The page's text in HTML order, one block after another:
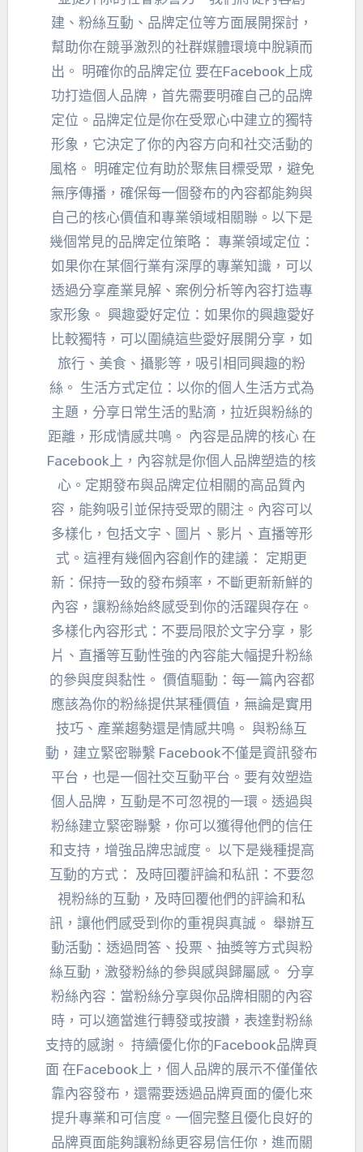
建、粉絲互動、品牌定位等方面展開探討，
幫助你在競爭激烈的社群媒體環境中脫穎而
出。 明確你的品牌定位 要在Facebook上成
功打造個人品牌，首先需要明確自己的品牌
定位。品牌定位是你在受眾心中建立的獨特
形象，它決定了你的內容方向和社交活動的
風格。 明確定位有助於聚焦目標受眾，避免
無序傳播，確保每一個發布的內容都能夠與
自己的核心價值和專業領域相關聯。以下是
幾個常見的品牌定位策略： 專業領域定位：
如果你在某個行業有深厚的專業知識，可以
透過分享產業見解、案例分析等內容打造專
家形象。 興趣愛好定位：如果你的興趣愛好
比較獨特，可以圍繞這些愛好展開分享，如
旅行、美食、攝影等，吸引相同興趣的粉
絲。 生活方式定位：以你的個人生活方式為
主題，分享日常生活的點滴，拉近與粉絲的
距離，形成情感共鳴。 內容是品牌的核心 在
Facebook上，內容就是你個人品牌塑造的核
心。定期發布與品牌定位相關的高品質內
容，能夠吸引並保持受眾的關注。內容可以
多樣化，包括文字、圖片、影片、直播等形
式。這裡有幾個內容創作的建議： 定期更
新：保持一致的發布頻率，不斷更新新鮮的
內容，讓粉絲始終感受到你的活躍與存在。
多樣化內容形式：不要局限於文字分享，影
片、直播等互動性強的內容能大幅提升粉絲
的參與度與黏性。 價值驅動：每一篇內容都
應該為你的粉絲提供某種價值，無論是實用
技巧、產業趨勢還是情感共鳴。 與粉絲互
動，建立緊密聯繫 Facebook不僅是資訊發布
平台，也是一個社交互動平台。要有效塑造
個人品牌，互動是不可忽視的一環。透過與
粉絲建立緊密聯繫，你可以獲得他們的信任
和支持，增強品牌忠誠度。 以下是幾種提高
互動的方式： 及時回覆評論和私訊：不要忽
視粉絲的互動，及時回覆他們的評論和私
訊，讓他們感受到你的重視與真誠。 舉辦互
動活動：透過問答、投票、抽獎等方式與粉
絲互動，激發粉絲的參與感與歸屬感。 分享
粉絲內容：當粉絲分享與你品牌相關的內容
時，可以適當進行轉發或按讚，表達對粉絲
支持的感謝。 持續優化你的Facebook品牌頁
面 在Facebook上，個人品牌的展示不僅僅依
靠內容發布，還需要透過品牌頁面的優化來
提升專業和可信度。一個完整且優化良好的
品牌頁面能夠讓粉絲更容易信任你，進而關